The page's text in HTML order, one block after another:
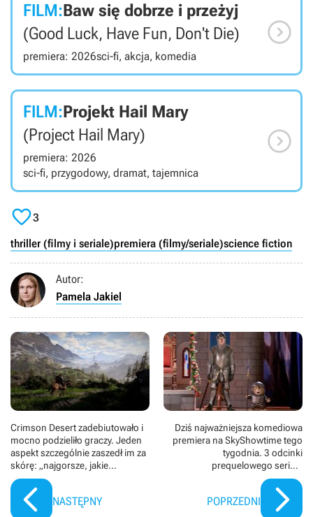
FILM:Baw się dobrze i przeżyj
(Good Luck, Have Fun, Don't Die)
premiera: 2026sci-fi, akcja, komedia

FILM:Projekt Hail Mary
(Project Hail Mary)
premiera: 2026
sci-fi, przygodowy, dramat, tajemnica

3
thriller (filmy i seriale)premiera (filmy/seriale)science fiction
Autor:
Pamela Jakiel
Crimson Desert zadebiutowało i
mocno podzieliło graczy. Jeden
aspekt szczególnie zaszedł im za
skórę: „najgorsze, jakie
kiedykolwiek spotkałem w grze”
NASTĘPNY
Dziś najważniejsza komediowa
premiera na SkyShowtime tego
tygodnia. 3 odcinki
prequelowego serialu
rozwijającego kultowe
uniwersum są już dostępne w
Polsce
POPRZEDNI